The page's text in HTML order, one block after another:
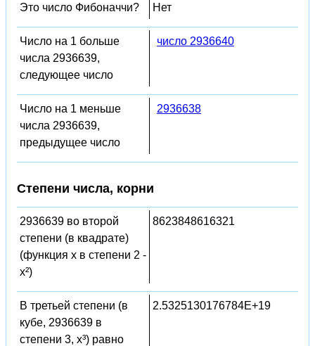
Это число Фибоначчи? Нет
Число на 1 больше
числа 2936639,
следующее число
число 2936640
Число на 1 меньше
числа 2936639,
предыдущее число
2936638
Степени числа, корни
2936639 во второй
степени (в квадрате)
(функция x в степени 2 -
x²)
8623848616321
В третьей степени (в
кубе, 2936639 в
степени 3, x³) равно
2.5325130176784E+19